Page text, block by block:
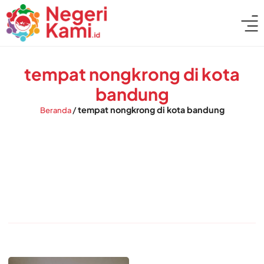
tempat nongkrong di kota
bandung
Beranda/tempat nongkrong di kota bandung